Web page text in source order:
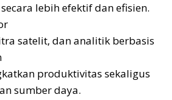
lebih efektif dan efisien.
satelit, dan analitik berbasis
produktivitas sekaligus
sumber daya.